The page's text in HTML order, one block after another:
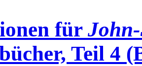
für
Teil 4